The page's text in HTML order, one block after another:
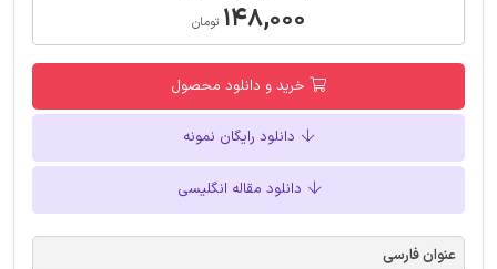
۱۴۸,۰۰۰ تومان
خرید و دانلود محصول
دانلود رایگان نمونه
دانلود مقاله انگلیسی
عنوان فارسی